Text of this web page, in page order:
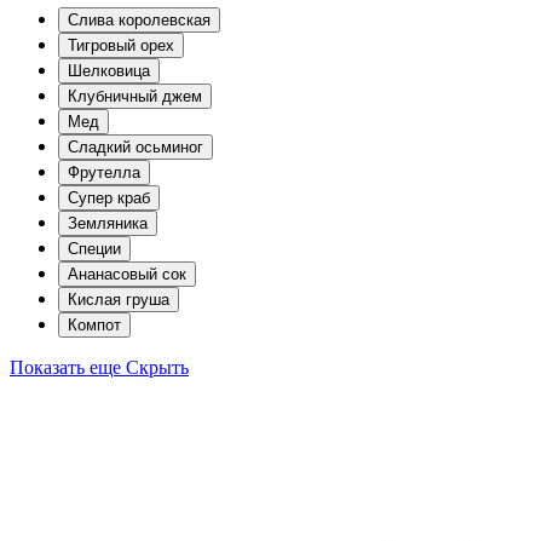
Слива королевская
Тигровый орех
Шелковица
Клубничный джем
Мед
Сладкий осьминог
Фрутелла
Супер краб
Земляника
Специи
Ананасовый сок
Кислая груша
Компот
Показать еще Скрыть